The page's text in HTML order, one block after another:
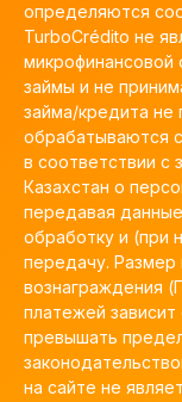
определяются
TurboCrédito не
микрофинансовой
займы и не
займа/кредита не
обрабатываются
в соответствии с
Казахстан о
передавая
обработку и (при
передачу. Размер
вознаграждения
платежей
превышать
на сайте не